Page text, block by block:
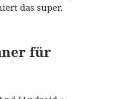
das super.
für